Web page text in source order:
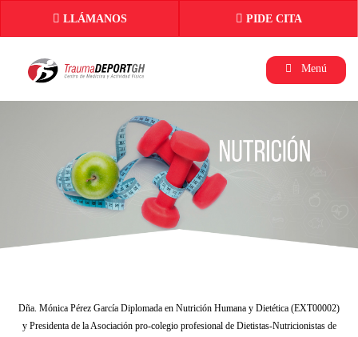
LLÁMANOS PIDE CITA
Menú
Dña. Mónica Pérez García Diplomada en Nutrición Humana y Dietética (EXT00002)
y Presidenta de la Asociación pro-colegio profesional de Dietistas-Nutricionistas de